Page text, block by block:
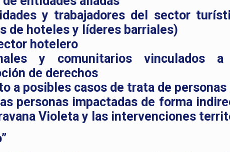
y trabajadores del sector
de hoteles y líderes barriales)
hotelero
y comunitarios vinculados
de derechos
a posibles casos de trata de personas
personas impactadas de forma
Violeta y las intervenciones